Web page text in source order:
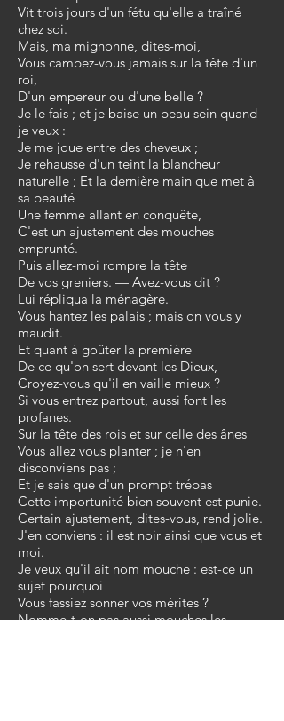
Vit trois jours d'un fétu qu'elle a traîné
chez soi.
Mais, ma mignonne, dites-moi,
Vous campez-vous jamais sur la tête d'un
roi,
D'un empereur ou d'une belle ?
Je le fais ; et je baise un beau sein quand
je veux :
Je me joue entre des cheveux ;
Je rehausse d'un teint la blancheur
naturelle ; Et la dernière main que met à
sa beauté
Une femme allant en conquête,
C'est un ajustement des mouches
emprunté.
Puis allez-moi rompre la tête
De vos greniers. — Avez-vous dit ?
Lui répliqua la ménagère.
Vous hantez les palais ; mais on vous y
maudit.
Et quant à goûter la première
De ce qu'on sert devant les Dieux,
Croyez-vous qu'il en vaille mieux ?
Si vous entrez partout, aussi font les
profanes.
Sur la tête des rois et sur celle des ânes
Vous allez vous planter ; je n'en
disconviens pas ;
Et je sais que d'un prompt trépas
Cette importunité bien souvent est punie.
Certain ajustement, dites-vous, rend jolie.
J'en conviens : il est noir ainsi que vous et
moi.
Je veux qu'il ait nom mouche : est-ce un
sujet pourquoi
Vous fassiez sonner vos mérites ?
Nomme-t-on pas aussi mouches les